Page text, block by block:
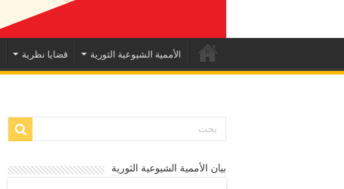
الأممية الشيوعية الثورية قضايا نظرية
بيان الأممية الشيوعية الثورية